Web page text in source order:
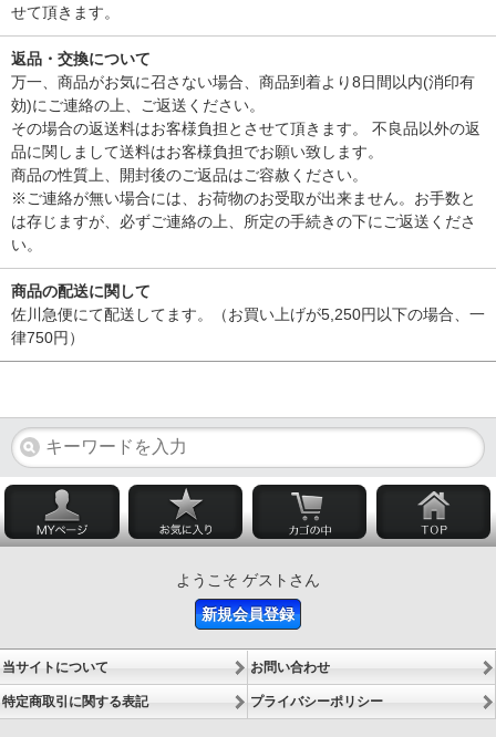
せて頂きます。
返品・交換について
万一、商品がお気に召さない場合、商品到着より8日間以内(消印有
効)にご連絡の上、ご返送ください。
その場合の返送料はお客様負担とさせて頂きます。 不良品以外の返
品に関しまして送料はお客様負担でお願い致します。
商品の性質上、開封後のご返品はご容赦ください。
※ご連絡が無い場合には、お荷物のお受取が出来ません。お手数と
は存じますが、必ずご連絡の上、所定の手続きの下にご返送くださ
い。
商品の配送に関して
佐川急便にて配送してます。（お買い上げが5,250円以下の場合、一
律750円）
ようこそ ゲストさん
新規会員登録
当サイトについて お問い合わせ
特定商取引に関する表記 プライバシーポリシー